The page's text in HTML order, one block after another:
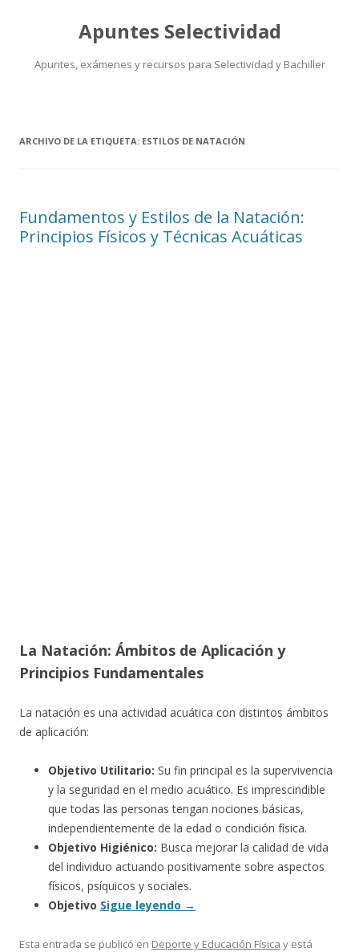
Apuntes Selectividad
Apuntes, exámenes y recursos para Selectividad y Bachiller
ARCHIVO DE LA ETIQUETA: ESTILOS DE NATACIÓN
Fundamentos y Estilos de la Natación:
Principios Físicos y Técnicas Acuáticas
La Natación: Ámbitos de Aplicación y
Principios Fundamentales
La natación es una actividad acuática con distintos ámbitos
de aplicación:
Objetivo Utilitario: Su fin principal es la supervivencia
y la seguridad en el medio acuático. Es imprescindible
que todas las personas tengan nociones básicas,
independientemente de la edad o condición física.
Objetivo Higiénico: Busca mejorar la calidad de vida
del individuo actuando positivamente sobre aspectos
físicos, psíquicos y sociales.
Objetivo Sigue leyendo →
Esta entrada se publicó en Deporte y Educación Física y está